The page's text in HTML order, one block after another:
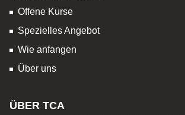
Offene Kurse
Spezielles Angebot
Wie anfangen
Über uns
ÜBER TCA